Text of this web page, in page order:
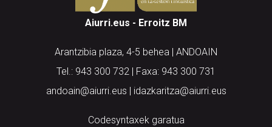
Aiurri.eus - Erroitz BM
Arantzibia plaza, 4-5 behea | ANDOAIN
Tel.: 943 300 732 | Faxa: 943 300 731
andoain@aiurri.eus | idazkaritza@aiurri.eus
Codesyntaxek garatua